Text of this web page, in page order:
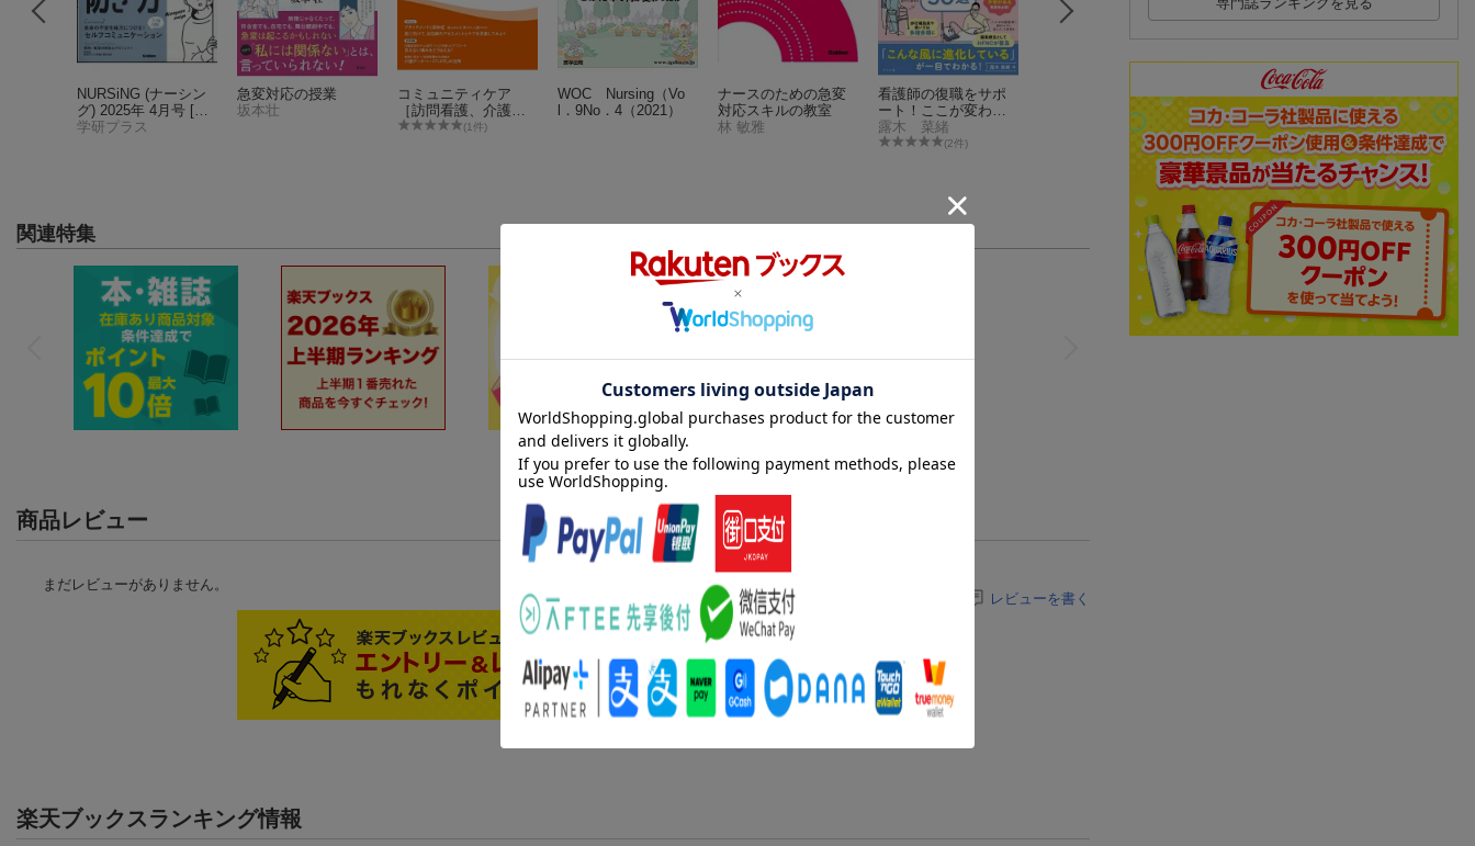
NURSiNG (ナーシン
グ) 2025年 4月号 [雑
誌]
学研プラス
急変対応の授業
坂本壮
コミュニティケア
［訪問看護、介護・
福祉施設のケアに携
(1件)
WOC Nursing（Vo
l．9No．4（2021）
ナースのための急変
対応スキルの教室
林 敏雅
看護師の復職をサポ
ート！ここが変わっ
た！看護技術30選
露木 菜緒
(2件)
観察とケアがつなが
YORi-SOU がんナー
シング2024年6号
ハートナーシング
4年9月号
関連特集
商品レビュー
まだレビューがありません。
レビューを書く
楽天ブックスランキング情報